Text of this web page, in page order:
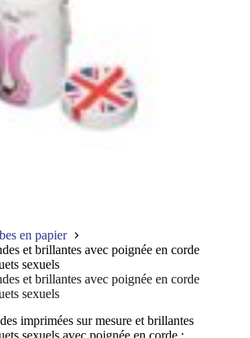
en papier
et brillantes avec poignée en corde
sexuels
et brillantes avec poignée en corde
sexuels
imprimées sur mesure et brillantes
sexuels avec poignée en corde :